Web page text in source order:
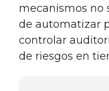
mecanismos no
de automatizar
controlar
de riesgos en